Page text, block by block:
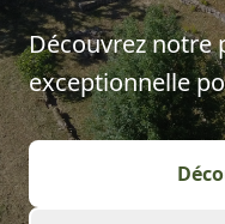
Découvrez
exceptionnelle